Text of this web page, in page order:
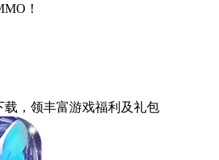
！
载 ，领丰富游戏福利 及礼包